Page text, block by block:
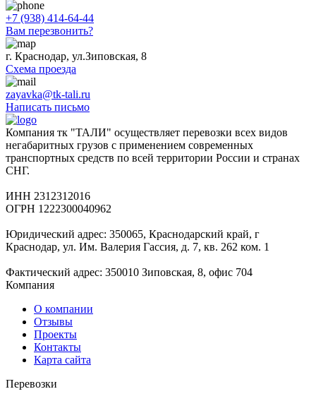
+7 (938) 414-64-44
Вам перезвонить?
г. Краснодар, ул.Зиповская, 8
Схема проезда
zayavka@tk-tali.ru
Написать письмо
Компания тк "ТАЛИ" осуществляет перевозки всех видов
негабаритных грузов с применением современных
транспортных средств по всей территории России и странах
СНГ.
ИНН 2312312016
ОГРН 1222300040962
Юридический адрес: 350065, Краснодарский край, г
Краснодар, ул. Им. Валерия Гассия, д. 7, кв. 262 ком. 1
Фактический адрес: 350010 Зиповская, 8, офис 704
Компания
О компании
Отзывы
Проекты
Контакты
Карта сайта
Перевозки